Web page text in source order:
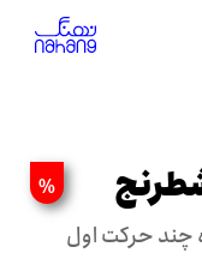
%
چند حرکت اول